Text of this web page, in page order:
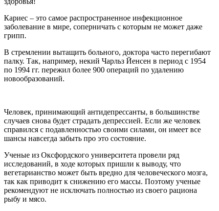
Кариес – это самое распространенное инфекционное
заболевание в мире, соперничать с которым не может даже
грипп.
В стремлении вытащить больного, доктора часто перегибают
палку. Так, например, некий Чарльз Йенсен в период с 1954
по 1994 гг. пережил более 900 операций по удалению
новообразований.
Человек, принимающий антидепрессанты, в большинстве
случаев снова будет страдать депрессией. Если же человек
справился с подавленностью своими силами, он имеет все
шансы навсегда забыть про это состояние.
Ученые из Оксфордского университета провели ряд
исследований, в ходе которых пришли к выводу, что
вегетарианство может быть вредно для человеческого мозга,
так как приводит к снижению его массы. Поэтому ученые
рекомендуют не исключать полностью из своего рациона
рыбу и мясо.